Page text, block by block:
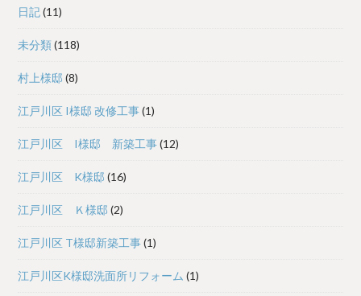
日記(11)
未分類(118)
村上様邸 (8)
江戸川区 I様邸 改修工事(1)
江戸川区 I様邸 新築工事(12)
江戸川区 K様邸 (16)
江戸川区 Ｋ様邸 (2)
江戸川区 T様邸新築工事(1)
江戸川区K様邸洗面所リフォーム (1)